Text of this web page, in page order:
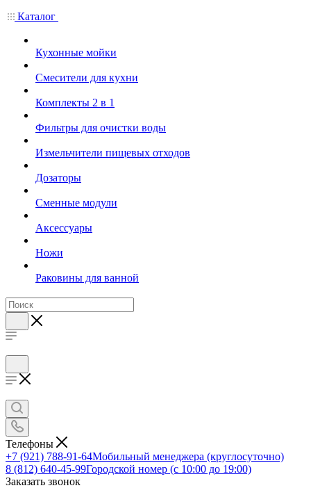
Каталог
Кухонные мойки
Смесители для кухни
Комплекты 2 в 1
Фильтры для очистки воды
Измельчители пищевых отходов
Дозаторы
Cменные модули
Аксессуары
Ножи
Раковины для ванной
Телефоны
+7 (921) 788-91-64Мобильный менеджера (круглосуточно)
8 (812) 640-45-99Городской номер (с 10:00 до 19:00)
Заказать звонок